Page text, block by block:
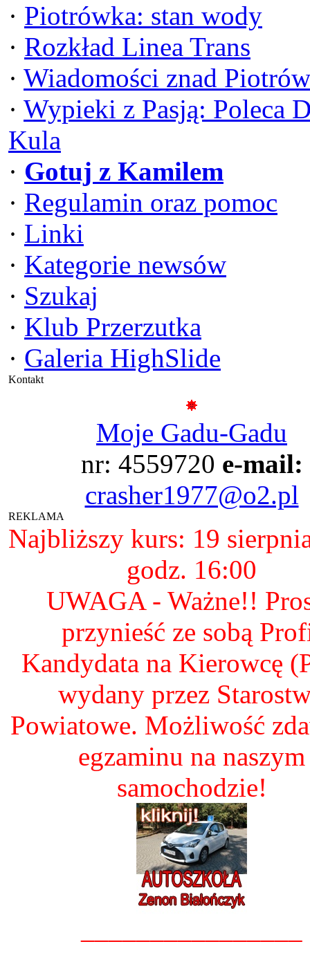
· Piotrówka: stan wody
· Rozkład Linea Trans
· Wiadomości znad
· Wypieki z Pasją: Poleca
Kula
· Gotuj z Kamilem
· Regulamin oraz pomoc
· Linki
· Kategorie newsów
· Szukaj
· Klub Przerzutka
· Galeria HighSlide
Kontakt
Moje Gadu-Gadu
nr: 4559720 e-mail:
crasher1977@o2.pl
REKLAMA
Najbliższy kurs: 19
godz. 16:00
UWAGA - Ważne!!
przynieść ze sobą
Kandydata na Kierowcę
wydany przez
Powiatowe. Możliwość
egzaminu na naszym
samochodzie!